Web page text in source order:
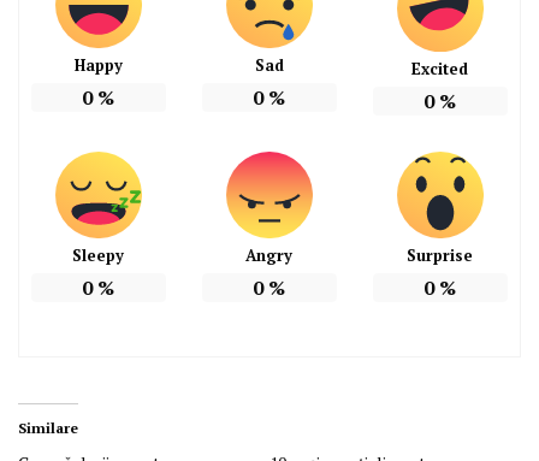
Happy
0%
Sad
0%
Excited
0%
Sleepy
0%
Angry
0%
Surprise
0%
Similare